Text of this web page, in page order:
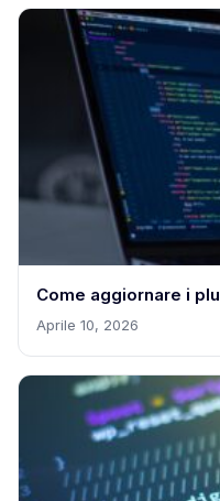
Come aggiornare i
Aprile 10, 2026